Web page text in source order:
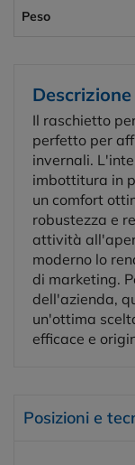
Peso
Descrizione
Il raschietto
perfetto per
invernali.
imbottitura in
un comfort
robustezza e
attività
moderno lo
di marketing.
dell'azienda,
un'ottima
efficace e
Posizioni e